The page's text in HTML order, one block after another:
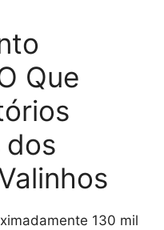
Que
dos
130 mil